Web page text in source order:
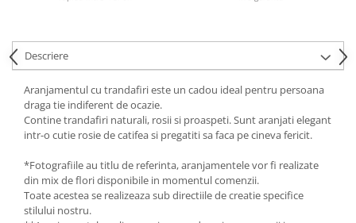
Descriere
Aranjamentul cu trandafiri este un cadou ideal pentru persoana
draga tie indiferent de ocazie.
Contine trandafiri naturali, rosii si proaspeti. Sunt aranjati elegant
intr-o cutie rosie de catifea si pregatiti sa faca pe cineva fericit.
*Fotografiile au titlu de referinta, aranjamentele vor fi realizate
din mix de flori disponibile in momentul comenzii.
Toate acestea se realizeaza sub directiile de creatie specifice
stilului nostru.